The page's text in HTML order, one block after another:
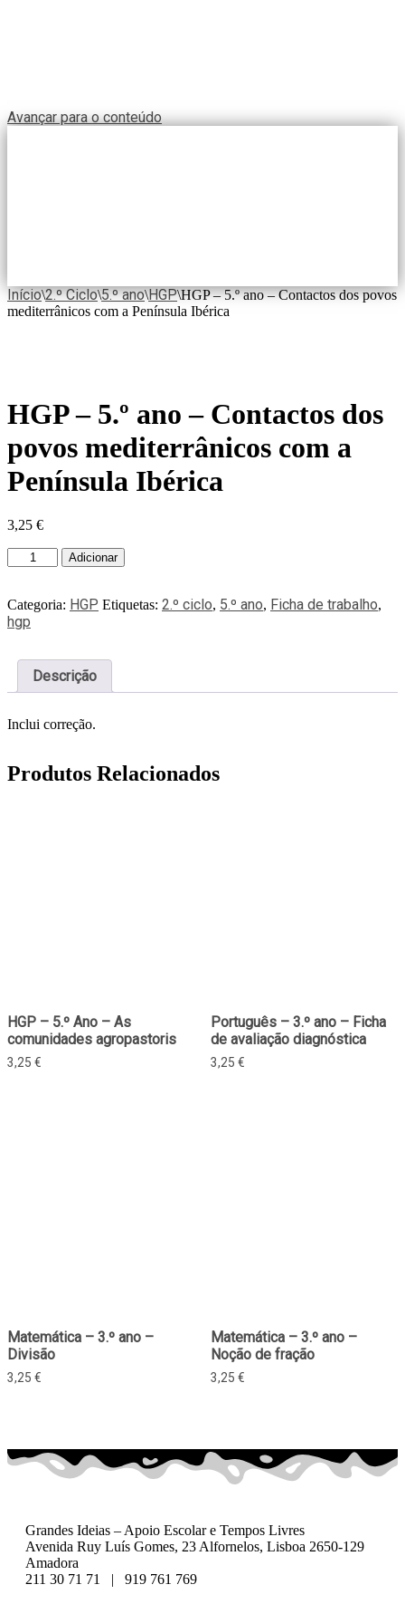
Avançar para o conteúdo
Início\2.º Ciclo\5.º ano\HGP\HGP – 5.º ano – Contactos dos povos
mediterrânicos com a Península Ibérica
HGP – 5.º ano – Contactos dos
povos mediterrânicos com a
Península Ibérica
3,25 €
Adicionar
Categoria: HGP Etiquetas: 2.º ciclo, 5.º ano, Ficha de trabalho,
hgp
Descrição
Inclui correção.
Produtos Relacionados
HGP – 5.º Ano – As
comunidades agropastoris
3,25 €
Português – 3.º ano – Ficha
de avaliação diagnóstica
3,25 €
Matemática – 3.º ano –
Divisão
3,25 €
Matemática – 3.º ano –
Noção de fração
3,25 €
Grandes Ideias – Apoio Escolar e Tempos Livres
Avenida Ruy Luís Gomes, 23 Alfornelos, Lisboa 2650-129
Amadora
211 30 71 71 | 919 761 769